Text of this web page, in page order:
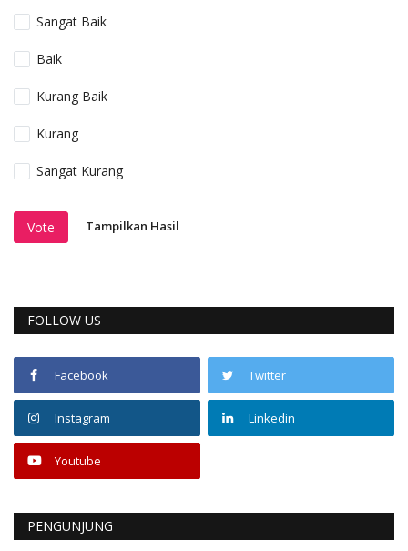
Sangat Baik
Baik
Kurang Baik
Kurang
Sangat Kurang
Vote Tampilkan Hasil
FOLLOW US
Facebook Twitter
Instagram Linkedin
Youtube
PENGUNJUNG